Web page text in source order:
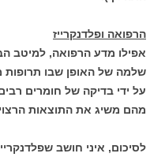
הרפואה ופלדנקרייז
אפילו מדע הרפואה, למיטב
שלמה של האופן שבו
על ידי בדיקה של חומרים
מהם משיג את התוצאות
לסיכום, איני חושב